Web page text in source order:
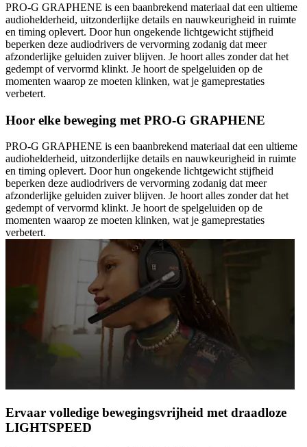
PRO-G GRAPHENE is een baanbrekend materiaal dat een ultieme
audiohelderheid, uitzonderlijke details en nauwkeurigheid in ruimte
en timing oplevert. Door hun ongekende lichtgewicht stijfheid
beperken deze audiodrivers de vervorming zodanig dat meer
afzonderlijke geluiden zuiver blijven. Je hoort alles zonder dat het
gedempt of vervormd klinkt. Je hoort de spelgeluiden op de
momenten waarop ze moeten klinken, wat je gameprestaties
verbetert.
Hoor elke beweging met PRO-G GRAPHENE
PRO-G GRAPHENE is een baanbrekend materiaal dat een ultieme
audiohelderheid, uitzonderlijke details en nauwkeurigheid in ruimte
en timing oplevert. Door hun ongekende lichtgewicht stijfheid
beperken deze audiodrivers de vervorming zodanig dat meer
afzonderlijke geluiden zuiver blijven. Je hoort alles zonder dat het
gedempt of vervormd klinkt. Je hoort de spelgeluiden op de
momenten waarop ze moeten klinken, wat je gameprestaties
verbetert.
Ervaar volledige bewegingsvrijheid met draadloze
LIGHTSPEED